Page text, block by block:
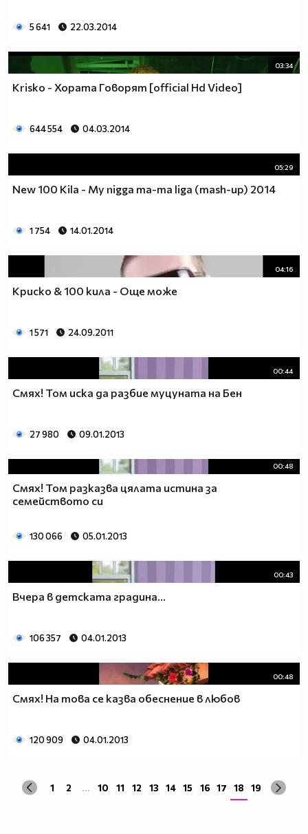
5 641 22.03.2014
03:34
Krisko - Хората Говорят [official Hd Video]
644 554 04.03.2014
05:29
New 100 Kila - My nigga ma-ma liga (mash-up) 2014
1 754 14.01.2014
04:16
Криско & 100 кила - Още може
1 571 24.09.2011
00:44
Смях! Том иска да разбие муцуната на Бен
27 980 09.01.2013
00:48
Смях! Том разказва цялата истина за
семейството си
130 066 05.01.2013
00:43
Вчера в детската градина...
106 357 04.01.2013
00:48
Смях! На това се казва обеснение в любов
120 909 04.01.2013
1 2 ... 10 11 12 13 14 15 16 17 18 19